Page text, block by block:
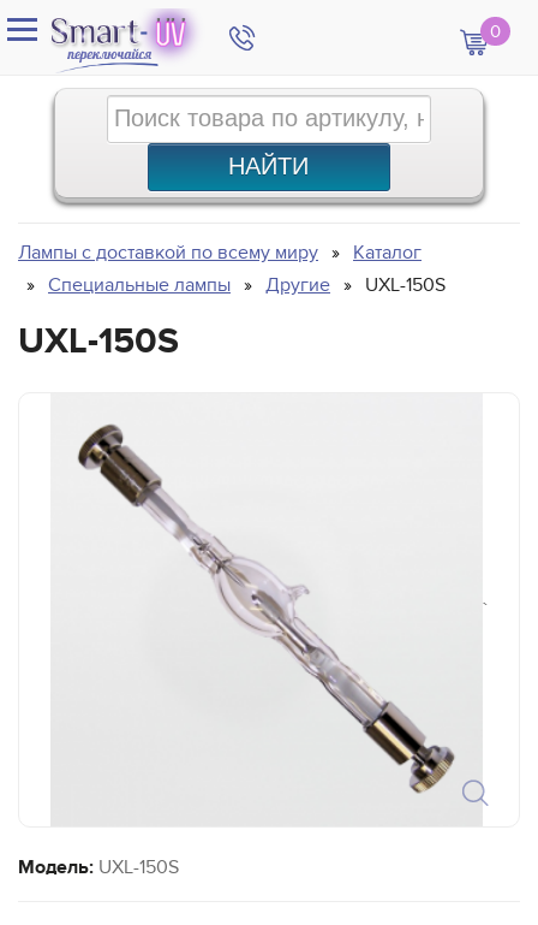
0
Лампы с доставкой по всему миру
Каталог
Специальные лампы
Другие UXL-150S
UXL-150S
`
Модель: UXL-150S